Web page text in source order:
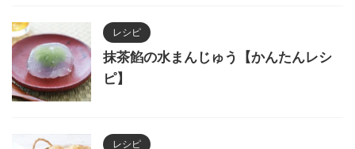
レシピ
抹茶餡の水まんじゅう【かんたんレシ
ピ】
レシピ